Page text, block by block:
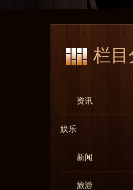
栏目
资讯
娱乐
新闻
旅游